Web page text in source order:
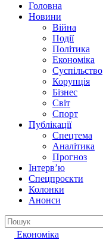
Головна
Новини
Війна
Події
Політика
Економіка
Суспільство
Корупція
Бізнес
Світ
Спорт
Публікації
Спецтема
Аналітика
Прогноз
Інтерв’ю
Спецпроєкти
Колонки
Анонси
Економіка